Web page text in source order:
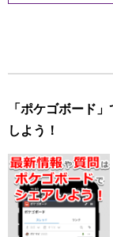
「ポケゴボード
しよう！